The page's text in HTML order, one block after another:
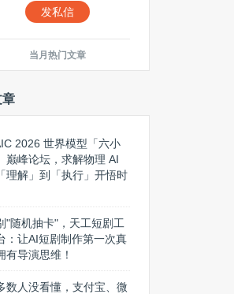
发私信
当月热门文章
章
2026 世界模型「六小龙」
论坛，求解物理 AI 从「理
到「执行」开悟时刻
"随机抽卡"，天工短剧工作
让AI短剧制作第一次真正拥
演思维！
数人没看懂，支付宝、微信
个月的Agent布局